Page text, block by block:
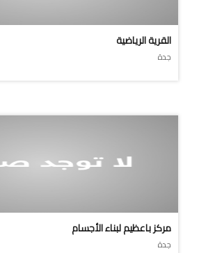
القرية الرياضية
جدة
مركز باعظيم لبناء الأجسام
جدة